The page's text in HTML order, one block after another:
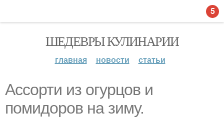
ШЕДЕВРЫ КУЛИНАРИИ
главная новости статьи
Ассорти из огурцов и
помидоров на зиму.
5